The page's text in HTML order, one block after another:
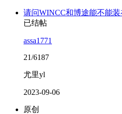
请问WINCC和博途能不能
已结帖
assa1771
21/6187
尤里yl
2023-09-06
原创